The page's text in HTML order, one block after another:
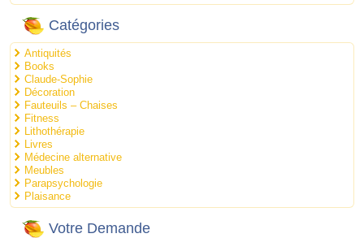
Catégories
Antiquités
Books
Claude-Sophie
Décoration
Fauteuils – Chaises
Fitness
Lithothérapie
Livres
Médecine alternative
Meubles
Parapsychologie
Plaisance
Votre Demande